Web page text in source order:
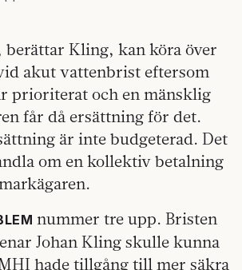
berättar Kling, kan köra över
akut vattenbrist eftersom
prioriterat och en mänsklig
får då ersättning för det.
är inte budgeterad. Det
om en kollektiv betalning
nummer tre upp. Bristen
Johan Kling skulle kunna
hade tillgång till mer säkra